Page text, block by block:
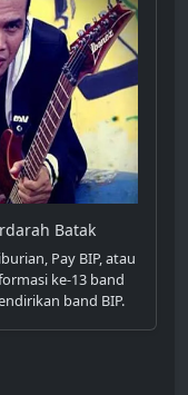
Batak
Pay BIP, atau
ke-13 band
band BIP.